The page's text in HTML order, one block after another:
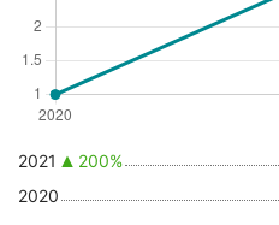
2021 200%
2020